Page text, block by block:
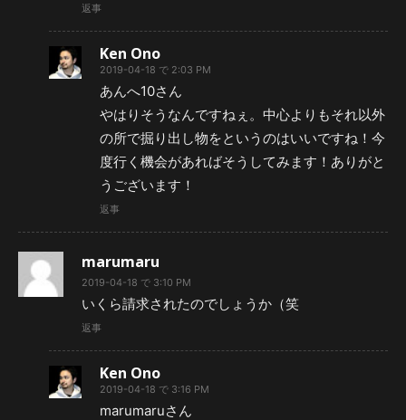
返事
Ken Ono
2019-04-18 で 2:03 PM
あんへ10さん
やはりそうなんですねぇ。中心よりもそれ以外
の所で掘り出し物をというのはいいですね！今
度行く機会があればそうしてみます！ありがと
うございます！
返事
marumaru
2019-04-18 で 3:10 PM
いくら請求されたのでしょうか（笑
返事
Ken Ono
2019-04-18 で 3:16 PM
marumaruさん